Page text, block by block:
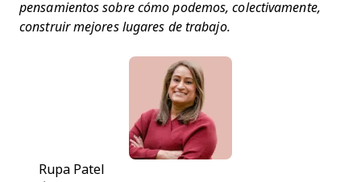
pensamientos sobre cómo podemos, colectivamente,
construir mejores lugares de trabajo.
Rupa Patel